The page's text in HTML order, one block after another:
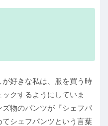
好きな私は、服を買う時
クするようにしていま
物のパンツが『シェフパ
シェフパンツという言葉